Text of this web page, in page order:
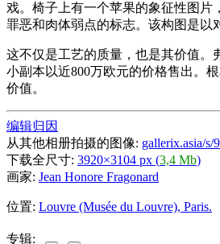
戏。椅子上有一个苹果的象征性图片
罪恶和肉体弱点的标志。该构图是以
这不仅是工艺的质量，也是其价值。
小副本以近800万欧元的价格售出。
价值。
编辑归因
从其他相册拍摄的图像: gallerix.asia/s/
下载全尺寸: 3920×3104 px (3,4 Mb)
画家: Jean Honore Fragonard
位置: Louvre (Musée du Louvre), Paris.
专辑: